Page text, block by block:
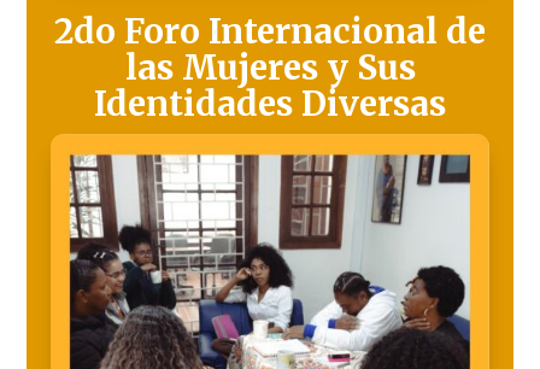
2do Foro Internacional de
las Mujeres y Sus
Identidades Diversas